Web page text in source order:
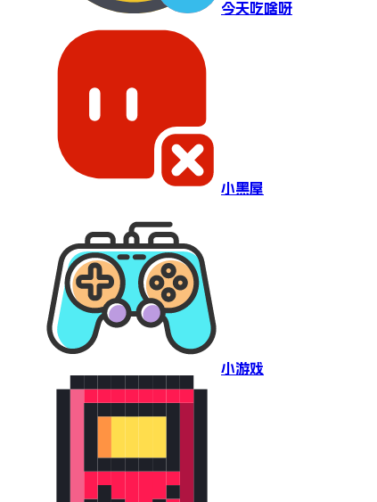
今天吃啥呀
小黑屋
小游戏